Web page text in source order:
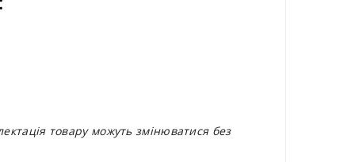
товару можуть змінюватися без